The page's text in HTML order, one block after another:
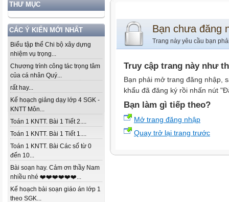
THƯ MỤC
CÁC Ý KIẾN MỚI NHẤT
Biểu tập thể Chi bộ xây dựng
nhiệm vụ trọng...
Chương trình công tác trọng tâm
của cá nhân Quý...
rất hay...
Kế hoạch giảng dạy lớp 4 SGK -
KNTT Môn...
Toán 1 KNTT. Bài 1 Tiết 2....
Toán 1 KNTT. Bài 1 Tiết 1....
Toán 1 KNTT. Bài Các số từ 0
đến 10...
Bài soạn hay. Cảm ơn thầy Nam
nhiều nhé ❤️❤️❤️❤️❤️❤️...
Kế hoạch bài soạn giáo án lớp 1
theo SGK...
Bạn chưa đăng
Trang này yêu cầu bạn
Truy cập trang này như
Bạn phải mở trang đăng nhập,
khẩu đã đăng ký rồi nhấn nút
Bạn làm gì tiếp theo?
Mở trang đăng nhập
Quay trở lại trang trước